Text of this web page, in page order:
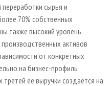
сырья и
70% собственных
также высокий уровень
активов
от конкретных
на бизнес-профиль
ее выручки создается на